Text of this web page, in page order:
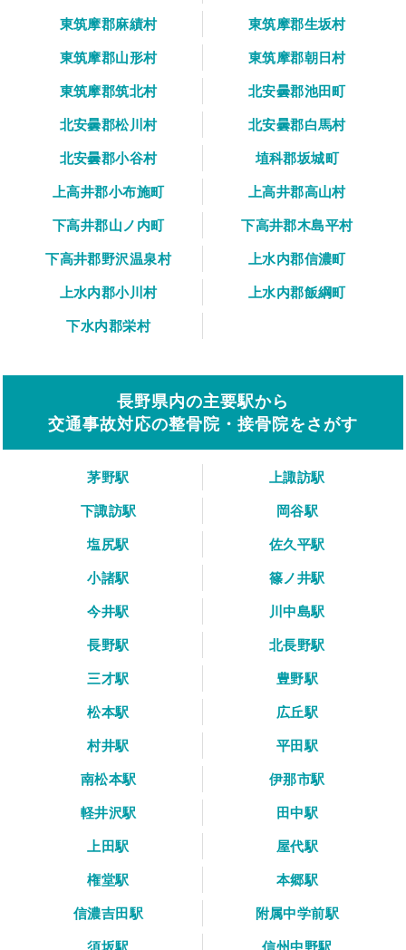
東筑摩郡麻績村
東筑摩郡生坂村
東筑摩郡山形村
東筑摩郡朝日村
東筑摩郡筑北村
北安曇郡池田町
北安曇郡松川村
北安曇郡白馬村
北安曇郡小谷村
埴科郡坂城町
上高井郡小布施町
上高井郡高山村
下高井郡山ノ内町
下高井郡木島平村
下高井郡野沢温泉村
上水内郡信濃町
上水内郡小川村
上水内郡飯綱町
下水内郡栄村
長野県内の主要駅から
交通事故対応の整骨院・接骨院をさがす
茅野駅
上諏訪駅
下諏訪駅
岡谷駅
塩尻駅
佐久平駅
小諸駅
篠ノ井駅
今井駅
川中島駅
長野駅
北長野駅
三才駅
豊野駅
松本駅
広丘駅
村井駅
平田駅
南松本駅
伊那市駅
軽井沢駅
田中駅
上田駅
屋代駅
権堂駅
本郷駅
信濃吉田駅
附属中学前駅